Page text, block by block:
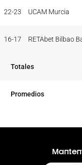
TEMP CLUB
22-23 UCAM Murcia
16-17 RETAbet Bilbao
Totales
Promedios